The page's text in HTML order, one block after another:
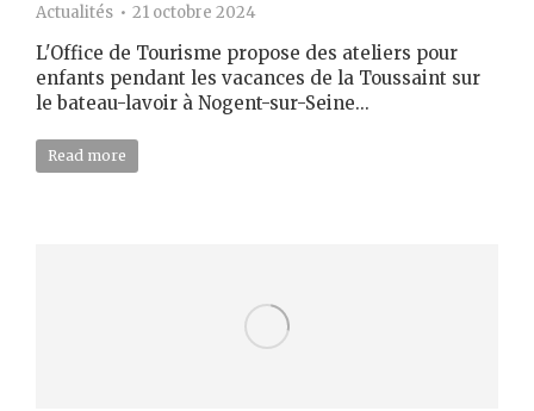
Actualités 21 octobre 2024
L'Office de Tourisme propose des ateliers pour
enfants pendant les vacances de la Toussaint sur
le bateau-lavoir à Nogent-sur-Seine...
Read more